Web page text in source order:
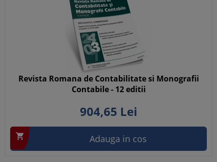
Revista Romana de Contabilitate si Monografii
Contabile - 12 editii
904,65 Lei
 Adauga in cos